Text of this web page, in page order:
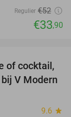
Regulier €52
€33,90
28%
of cocktail,
V Modern
9.6 star